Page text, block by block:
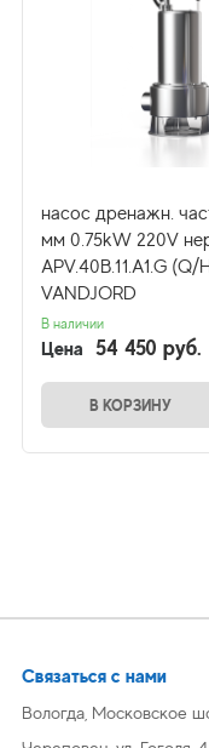
насос дренажн.
мм 0.75kW 220V
APV.40B.11.A1.G (Q/
VANDJORD
В наличии
Цена 54 450 руб.
В КОРЗИНУ
Связаться с нами
Вологда, Московское